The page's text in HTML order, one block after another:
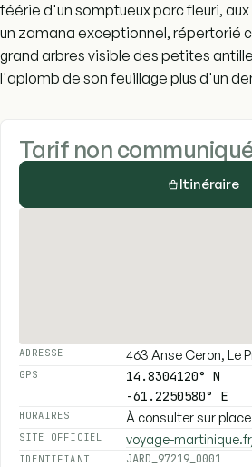
féérie d'un somptueux parc fleuri,
un zamana exceptionnel, répertorié
grand arbres visible des petites
l'aplomb de son feuillage plus d'un
Tarif non
Itinéraire
ADRESSE 463 Anse Ceron, Le
GPS
14.8304120° N
-61.2250580° E
HORAIRES À consulter sur place
SITE OFFICIEL voyage-
IDENTIFIANT JARD_97219_0001